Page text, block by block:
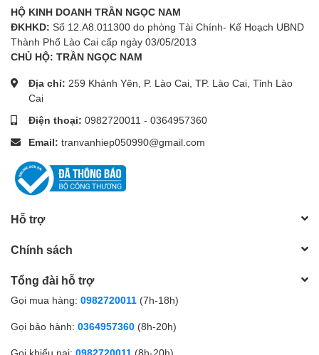
HỘ KINH DOANH TRẦN NGỌC NAM
ĐKHKD: Số 12.A8.011300 do phòng Tài Chính- Kế Hoạch UBND
Thành Phố Lào Cai cấp ngày 03/05/2013
CHỦ HỘ: TRẦN NGỌC NAM
Địa chỉ: 259 Khánh Yên, P. Lào Cai, TP. Lào Cai, Tỉnh Lào
Cai
Điện thoại: 0982720011 - 0364957360
Email: tranvanhiep050990@gmail.com
Hỗ trợ
Chính sách
Tổng đài hỗ trợ
Gọi mua hàng: 0982720011 (7h-18h)
Gọi bảo hành: 0364957360 (8h-20h)
Gọi khiếu nại: 0982720011 (8h-20h)